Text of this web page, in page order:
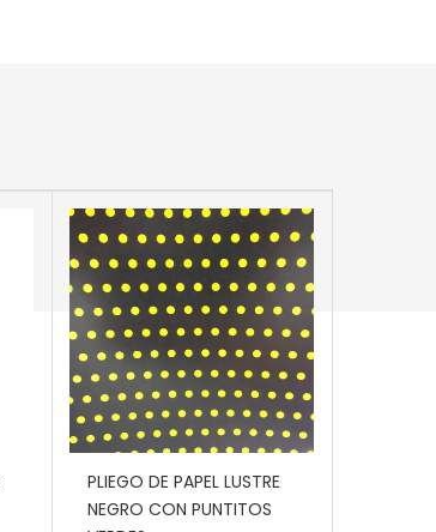
AÑADIR AL CARRITO
PLIEGO DE PAPEL LUSTRE
NEGRO CON PUNTITOS